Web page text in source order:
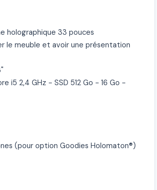
holographique 33 pouces
le meuble et avoir une présentation
i5 2,4 GHz - SSD 512 Go - 16 Go -
(pour option Goodies Holomaton®)